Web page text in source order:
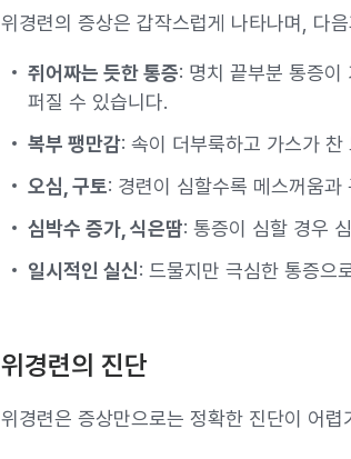
위경련의 증상은 갑작스럽게 나타나며, 다
쥐어짜는 듯한 통증: 명치 끝부분 통증이
퍼질 수 있습니다.
복부 팽만감: 속이 더부룩하고 가스가
오심, 구토: 경련이 심할수록 메스꺼움
심박수 증가, 식은땀: 통증이 심할 경우
일시적인 실신: 드물지만 극심한 통증으
위경련의 진단
위경련은 증상만으로는 정확한 진단이 어